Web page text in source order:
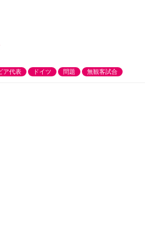
ア代表 ドイツ 問題 無観客試合